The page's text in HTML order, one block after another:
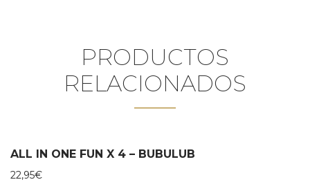
PRODUCTOS
RELACIONADOS
ALL IN ONE FUN X 4 – BUBULUB
22,95€